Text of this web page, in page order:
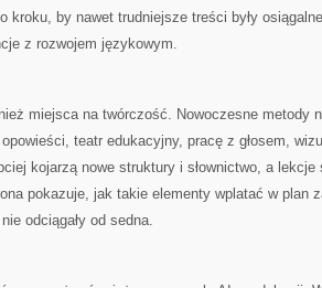
kroku, by nawet trudniejsze treści były
z rozwojem językowym.
miejsca na twórczość. Nowoczesne metody
teatr edukacyjny, pracę z głosem,
kojarzą nowe struktury i słownictwo, a lekcje
pokazuje, jak takie elementy wplatać w plan
odciągały od sedna.